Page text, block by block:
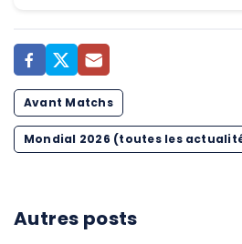
Avant Matchs
Mondial 2026 (toutes les
Autres posts